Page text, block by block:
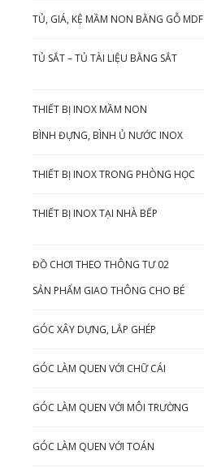
TỦ, GIÁ, KỆ MẦM NON BẰNG GỖ MDF
TỦ SẮT – TỦ TÀI LIỆU BẰNG SẮT
THIẾT BỊ INOX MẦM NON
BÌNH ĐỰNG, BÌNH Ủ NƯỚC INOX
THIẾT BỊ INOX TRONG PHÒNG HỌC
THIẾT BỊ INOX TẠI NHÀ BẾP
ĐỒ CHƠI THEO THÔNG TƯ 02
SẢN PHẨM GIAO THÔNG CHO BÉ
GÓC XÂY DỰNG, LẮP GHÉP
GÓC LÀM QUEN VỚI CHỮ CÁI
GÓC LÀM QUEN VỚI MÔI TRƯỜNG
GÓC LÀM QUEN VỚI TOÁN